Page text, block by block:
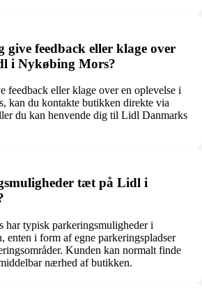
feedback eller klage over
i Nykøbing Mors?
feedback eller klage over en oplevelse i
kan du kontakte butikken direkte via
du kan henvende dig til Lidl Danmarks
tæt på Lidl i
typisk parkeringsmuligheder i
enten i form af egne parkeringspladser
Kunden kan normalt finde
nærhed af butikken.